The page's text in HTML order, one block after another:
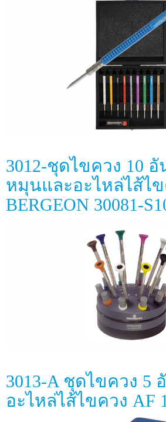
3012-ชุดไขควง 10
หมุนและอะไหล่ไส้ไ
BERGEON 30081-
3013-A ชุดไขควง 5
อะไหล่ไส้ไขควง AF